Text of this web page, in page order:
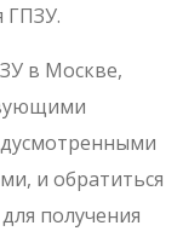
ГПЗУ.
в Москве,
и обратиться
получения